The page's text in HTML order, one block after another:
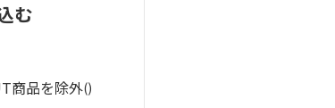
む
商品を除外()